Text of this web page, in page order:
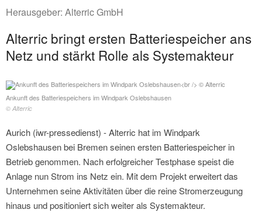
Herausgeber: Alterric GmbH
Alterric bringt ersten Batteriespeicher ans
Netz und stärkt Rolle als Systemakteur
Ankunft des Batteriespeichers im Windpark Oslebshausen
© Alterric
Aurich (iwr-pressedienst) - Alterric hat im Windpark
Oslebshausen bei Bremen seinen ersten Batteriespeicher in
Betrieb genommen. Nach erfolgreicher Testphase speist die
Anlage nun Strom ins Netz ein. Mit dem Projekt erweitert das
Unternehmen seine Aktivitäten über die reine Stromerzeugung
hinaus und positioniert sich weiter als Systemakteur.